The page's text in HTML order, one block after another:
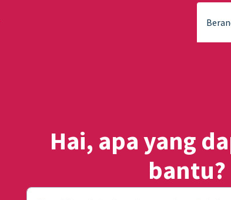
Hai, apa yang
bantu?